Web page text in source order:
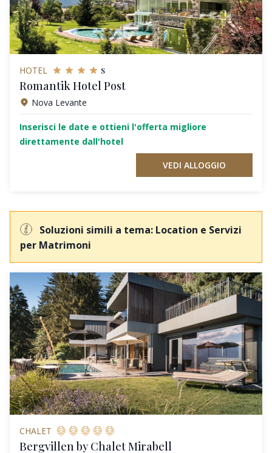
HOTEL s
Romantik Hotel Post
Nova Levante
Inserisci le date e ottieni l'offerta migliore
direttamente dall'hotel
VEDI ALLOGGIO
Soluzioni simili a tema: Location e Servizi
per Matrimoni
CHALET
Bergvillen by Chalet Mirabell